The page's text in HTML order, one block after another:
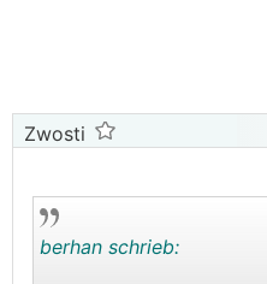
Zwosti
berhan schrieb: